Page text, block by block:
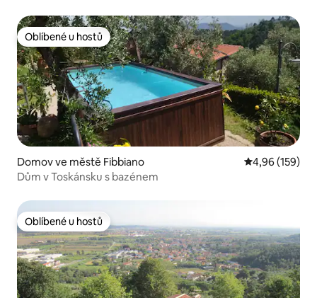
Oblíbené u hostů
Oblíbené u hostů
Domov ve městě Fibbiano Průměrné
4,96 (159)
Dům v Toskánsku s bazénem
Oblíbené u hostů
Oblíbené u hostů